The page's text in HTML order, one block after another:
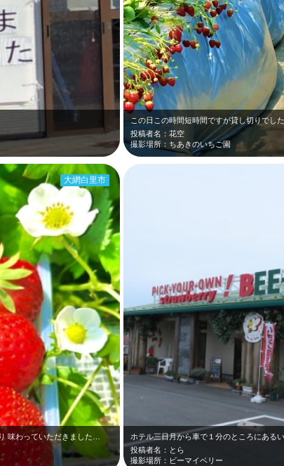
この日この時間短時間ですが貸し切りでし
投稿者名：花空
撮影場所：ちあきのいちご園
味わっていただきました…
大網白里市
ホテル三日月から車で１分のところにある
投稿者名：とら
撮影場所：ビーマイベリー